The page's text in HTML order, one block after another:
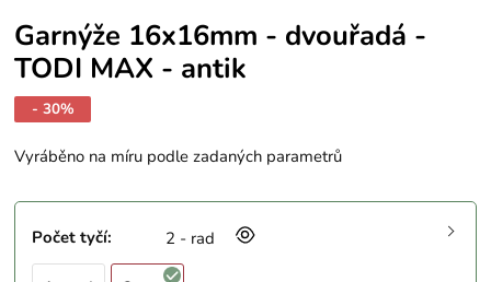
Garnýže 16x16mm - dvouřadá -
TODI MAX - antik
- 30%
Vyráběno na míru podle zadaných parametrů
Počet tyčí: 2 - rad